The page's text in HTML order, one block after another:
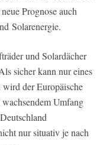
Prognose auch
Solarenergie.
und Solardächer
sicher kann nur eines
wird der Europäische
Umfang
nur situativ je nach